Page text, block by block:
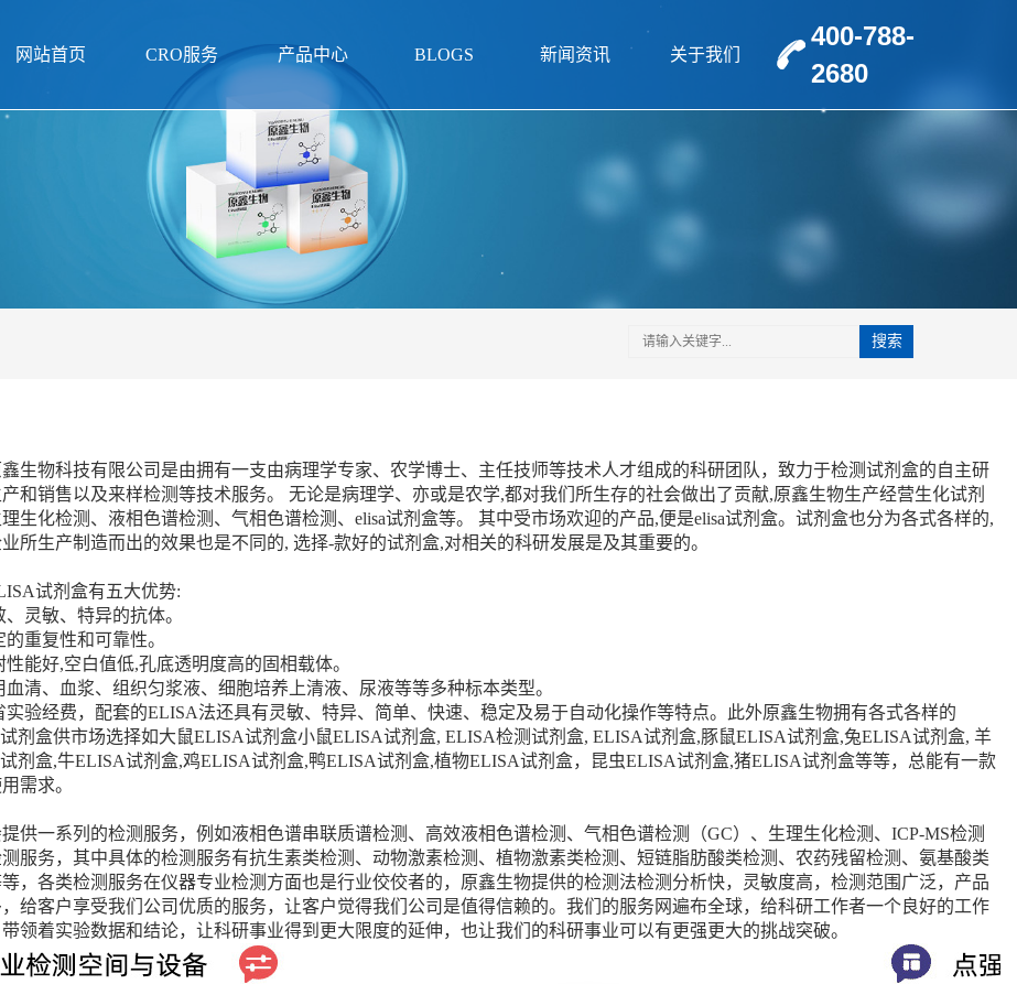
网站首页 CRO服务 产品中心 BLOGS 新闻资讯 关于我们
400-788-
2680
搜索
鑫生物科技有限公司是由拥有一支由病理学专家、农学博士、主任技师等技术人才组成的科研团队，致力于检测试剂盒的自主研
和销售以及来样检测等技术服务。 无论是病理学、亦或是农学,都对我们所生存的社会做出了贡献,原鑫生物生产经营生化试剂
生化检测、液相色谱检测、气相色谱检测、elisa试剂盒等。 其中受市场欢迎的产品,便是elisa试剂盒。试剂盒也分为各式各样的,
所生产制造而出的效果也是不同的, 选择-款好的试剂盒,对相关的科研发展是及其重要的。
试剂盒有五大优势:
灵敏、特异的抗体。
重复性和可靠性。
能好,空白值低,孔底透明度高的固相载体。
清、血浆、组织匀浆液、细胞培养上清液、尿液等等多种标本类型。
验经费，配套的ELISA法还具有灵敏、特异、简单、快速、稳定及易于自动化操作等特点。此外原鑫生物拥有各式各样的
剂盒供市场选择如大鼠ELISA试剂盒小鼠ELISA试剂盒, ELISA检测试剂盒, ELISA试剂盒,豚鼠ELISA试剂盒,兔ELISA试剂盒, 羊
剂盒,牛ELISA试剂盒,鸡ELISA试剂盒,鸭ELISA试剂盒,植物ELISA试剂盒，昆虫ELISA试剂盒,猪ELISA试剂盒等等，总能有一款
需求。
供一系列的检测服务，例如液相色谱串联质谱检测、高效液相色谱检测、气相色谱检测（GC）、生理生化检测、ICP-MS检测
服务，其中具体的检测服务有抗生素类检测、动物激素检测、植物激素类检测、短链脂肪酸类检测、农药残留检测、氨基酸类
，各类检测服务在仪器专业检测方面也是行业佼佼者的，原鑫生物提供的检测法检测分析快，灵敏度高，检测范围广泛，产品
给客户享受我们公司优质的服务，让客户觉得我们公司是值得信赖的。我们的服务网遍布全球，给科研工作者一个良好的工作
领着实验数据和结论，让科研事业得到更大限度的延伸，也让我们的科研事业可以有更强更大的挑战突破。